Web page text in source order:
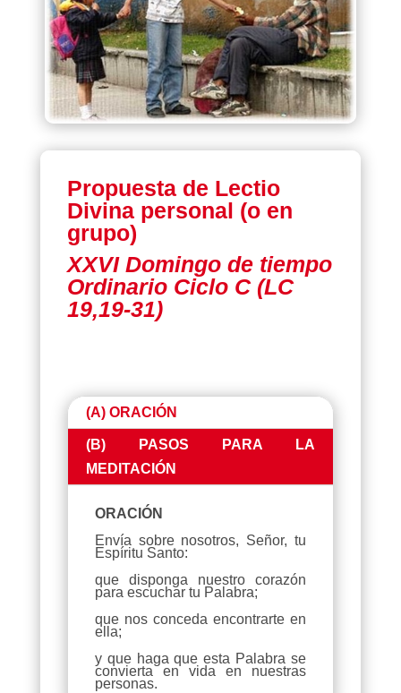
Propuesta de Lectio
Divina personal (o en
grupo)
XXVI Domingo de tiempo
Ordinario Ciclo C (LC
19,19-31)
(A) ORACIÓN
(B) PASOS PARA LA
MEDITACIÓN
ORACIÓN
Envía sobre nosotros, Señor, tu
Espíritu Santo:
que disponga nuestro corazón
para escuchar tu Palabra;
que nos conceda encontrarte en
ella;
y que haga que esta Palabra se
convierta en vida en nuestras
personas.